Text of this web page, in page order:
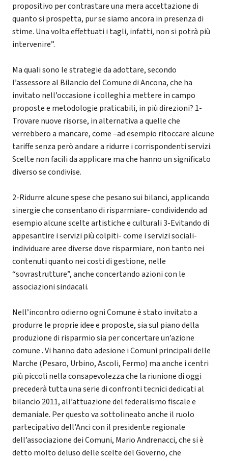
propositivo per contrastare una mera accettazione di
quanto si prospetta, pur se siamo ancora in presenza di
stime. Una volta effettuati i tagli, infatti, non si potrà più
intervenire”.
Ma quali sono le strategie da adottare, secondo
l’assessore al Bilancio del Comune di Ancona, che ha
invitato nell’occasione i colleghi a mettere in campo
proposte e metodologie praticabili, in più direzioni? 1-
Trovare nuove risorse, in alternativa a quelle che
verrebbero a mancare, come –ad esempio ritoccare alcune
tariffe senza però andare a ridurre i corrispondenti servizi.
Scelte non facili da applicare ma che hanno un significato
diverso se condivise.
2-Ridurre alcune spese che pesano sui bilanci, applicando
sinergie che consentano di risparmiare- condividendo ad
esempio alcune scelte artistiche e culturali 3-Evitando di
appesantire i servizi più colpiti- come i servizi sociali-
individuare aree diverse dove risparmiare, non tanto nei
contenuti quanto nei costi di gestione, nelle
“sovrastrutture”, anche concertando azioni con le
associazioni sindacali.
Nell’incontro odierno ogni Comune è stato invitato a
produrre le proprie idee e proposte, sia sul piano della
produzione di risparmio sia per concertare un’azione
comune . Vi hanno dato adesione i Comuni principali delle
Marche (Pesaro, Urbino, Ascoli, Fermo) ma anche i centri
più piccoli nella consapevolezza che la riunione di oggi
precederà tutta una serie di confronti tecnici dedicati al
bilancio 2011, all’attuazione del federalismo fiscale e
demaniale. Per questo va sottolineato anche il ruolo
partecipativo dell’Anci con il presidente regionale
dell’associazione dei Comuni, Mario Andrenacci, che si è
detto molto deluso delle scelte del Governo, che